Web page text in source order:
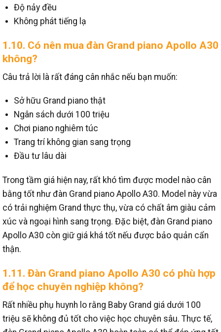
Độ nảy đều
Không phát tiếng lạ
1.10. Có nên mua đàn Grand piano Apollo A30
không?
Câu trả lời là rất đáng cân nhắc nếu bạn muốn:
Sở hữu Grand piano thật
Ngân sách dưới 100 triệu
Chơi piano nghiêm túc
Trang trí không gian sang trọng
Đầu tư lâu dài
Trong tầm giá hiện nay, rất khó tìm được model nào cân
bằng tốt như đàn Grand piano Apollo A30. Model này vừa
có trải nghiệm Grand thực thụ, vừa có chất âm giàu cảm
xúc và ngoại hình sang trọng. Đặc biệt, đàn Grand piano
Apollo A30 còn giữ giá khá tốt nếu được bảo quản cẩn
thận.
1.11. Đàn Grand piano Apollo A30 có phù hợp
để học chuyên nghiệp không?
Rất nhiều phụ huynh lo rằng Baby Grand giá dưới 100
triệu sẽ không đủ tốt cho việc học chuyên sâu. Thực tế,